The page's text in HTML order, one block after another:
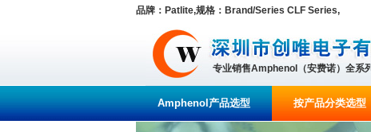
品牌：Patlite,规格：Brand/Series CLF Series,
专业销售Amphenol（安费诺）全系
Amphenol产品选型 按产品分类选型